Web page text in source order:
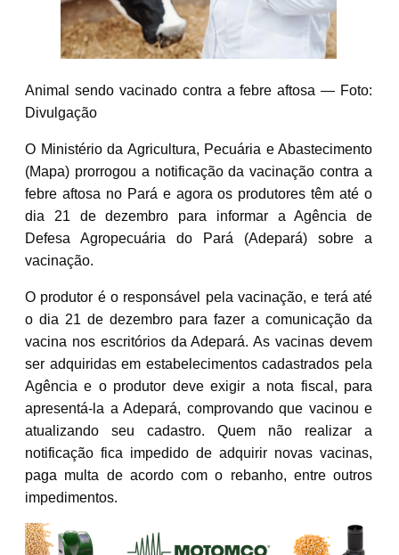
Animal sendo vacinado contra a febre aftosa — Foto:
Divulgação
O Ministério da Agricultura, Pecuária e Abastecimento
(Mapa) prorrogou a notificação da vacinação contra a
febre aftosa no Pará e agora os produtores têm até o
dia 21 de dezembro para informar a Agência de
Defesa Agropecuária do Pará (Adepará) sobre a
vacinação.
O produtor é o responsável pela vacinação, e terá até
o dia 21 de dezembro para fazer a comunicação da
vacina nos escritórios da Adepará. As vacinas devem
ser adquiridas em estabelecimentos cadastrados pela
Agência e o produtor deve exigir a nota fiscal, para
apresentá-la a Adepará, comprovando que vacinou e
atualizando seu cadastro. Quem não realizar a
notificação fica impedido de adquirir novas vacinas,
paga multa de acordo com o rebanho, entre outros
impedimentos.